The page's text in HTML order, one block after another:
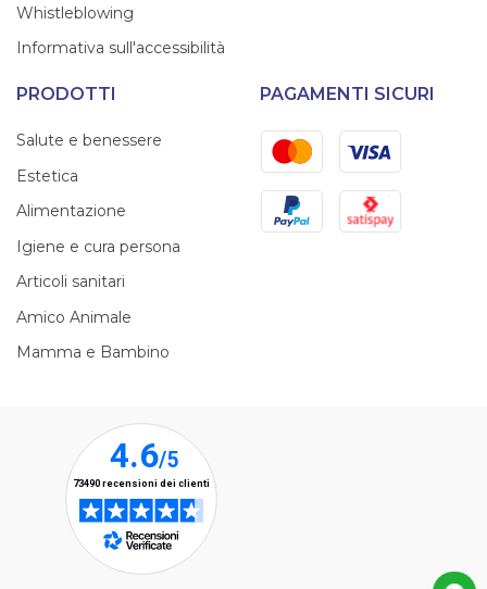
Whistleblowing
Informativa sull'accessibilità
PRODOTTI
Salute e benessere
Estetica
Alimentazione
Igiene e cura persona
Articoli sanitari
Amico Animale
Mamma e Bambino
PAGAMENTI SICURI
MastercardVisa
PayPal Satispay